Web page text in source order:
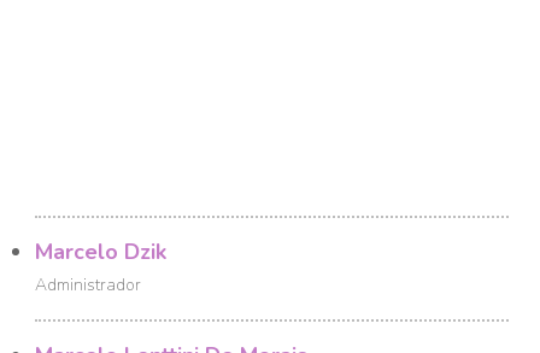
Marcelo Dzik
Administrador